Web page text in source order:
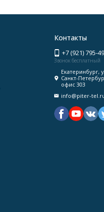
Контакты
+7 (921) 795-
Звонок бесплатный
Екатеринбург,
Санкт-
офис 303
info@piter-